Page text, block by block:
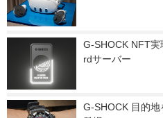
G-SHOCK NFT
rdサーバー
G-SHOCK 目的